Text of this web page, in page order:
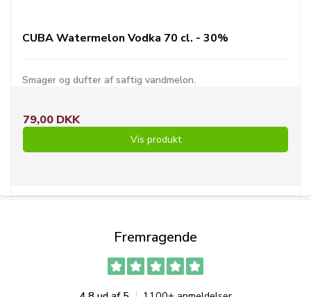
CUBA Watermelon Vodka 70 cl. - 30%
Smager og dufter af saftig vandmelon.
79,00 DKK
Vis produkt
Fremragende